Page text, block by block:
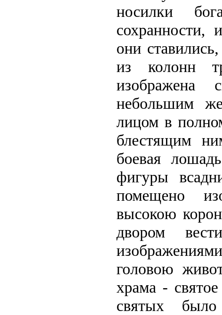
носилки
сохранности,
они
из колонн
изображена
небольшим
лицом в
блестящим
боевая
фигуры
помещено
высокою
двором
головою
храма -
святых